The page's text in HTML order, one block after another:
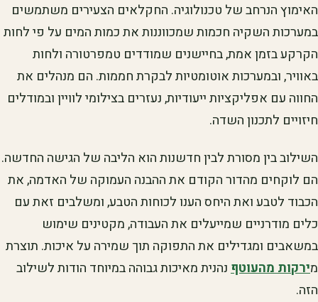
האימוץ הנרחב של טכנולוגיה. החקלאים הצעירים משתמשים
במערכות השקיה חכמות שמכווננות את כמות המים על פי לחות
הקרקע בזמן אמת, בחיישנים שמודדים טמפרטורה ולחות
באוויר, ובמערכות אוטומטיות לבקרת חממות. הם מנהלים את
החווה עם אפליקציות ייעודיות, נעזרים בצילומי לוויין ובמודלים
חיזויים לתכנון השדה.
השילוב בין מסורת לבין חדשנות הוא הליבה של הגישה החדשה.
הם לוקחים מהדור הקודם את ההבנה העמוקה של האדמה, את
הכבוד לטבע ואת היחס הענו לכוחות הטבע, ומשלבים זאת עם
כלים מודרניים שמייעלים את העבודה, מקטינים שימוש
במשאבים ומגדילים את התפוקה תוך שמירה על איכות. תוצרת
מירקות מהעוטףנהנית מאיכות גבוהה במיוחד הודות לשילוב
הזה.